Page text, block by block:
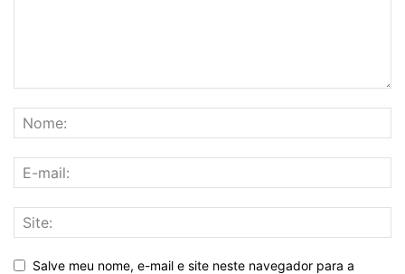
Salve meu nome, e-mail e site neste navegador para a